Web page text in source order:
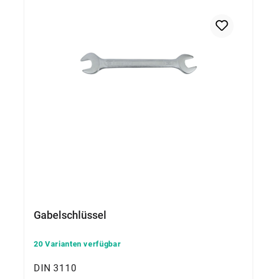
Gabelschlüssel
20 Varianten verfügbar
DIN 3110